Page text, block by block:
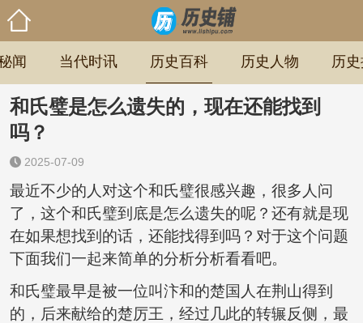
闻 当代时讯 历史百科 历史人物 历
和氏璧是怎么遗失的，现在还能找到
吗？
2025-07-09
最近不少的人对这个和氏璧很感兴趣，很多人问
了，这个和氏璧到底是怎么遗失的呢？还有就是现
在如果想找到的话，还能找得到吗？对于这个问题
下面我们一起来简单的分析分析看看吧。
和氏璧最早是被一位叫汴和的楚国人在荆山得到
的，后来献给的楚厉王，经过几此的转辗反侧，最